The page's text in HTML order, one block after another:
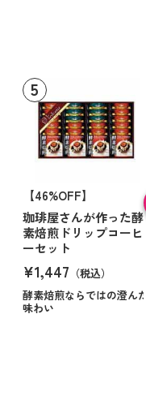
【46%OFF】
珈琲屋さんが作った酵
素焙煎ドリップコーヒ
ーセット
¥1,447 （税込）
酵素焙煎ならではの澄んだ
味わい